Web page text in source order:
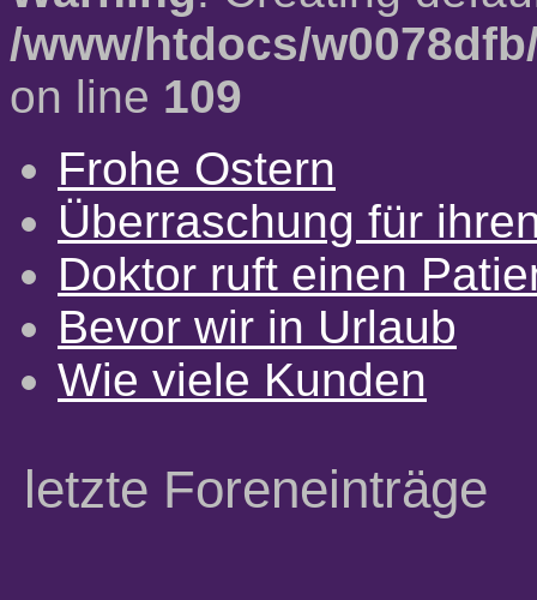
/www/htdocs/
on line 109
Frohe Ostern
Überraschung für
Doktor ruft einen
Bevor wir in Urlaub
Wie viele Kunden
letzte Foreneinträge